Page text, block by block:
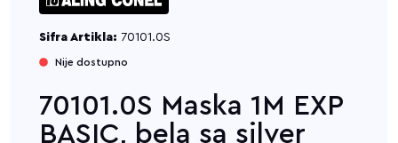
Sifra Artikla: 70101.0S
Nije dostupno
70101.0S Maska 1M EXP
BASIC, bela sa silver